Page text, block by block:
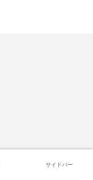
サイドバー